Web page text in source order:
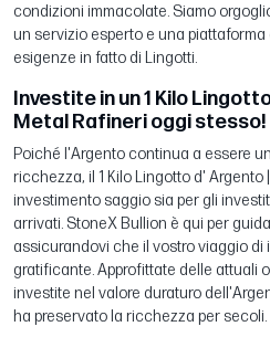
condizioni immacolate. Siamo
un servizio esperto e una
esigenze in fatto di Lingotti.
Investite in un 1 Kilo
Metal Rafineri oggi stesso!
Poiché l'Argento continua a essere
ricchezza, il 1 Kilo Lingotto d' Argento
investimento saggio sia per gli
arrivati. StoneX Bullion è qui per
assicurandovi che il vostro viaggio di
gratificante. Approfittate delle attuali
investite nel valore duraturo
ha preservato la ricchezza per secoli.